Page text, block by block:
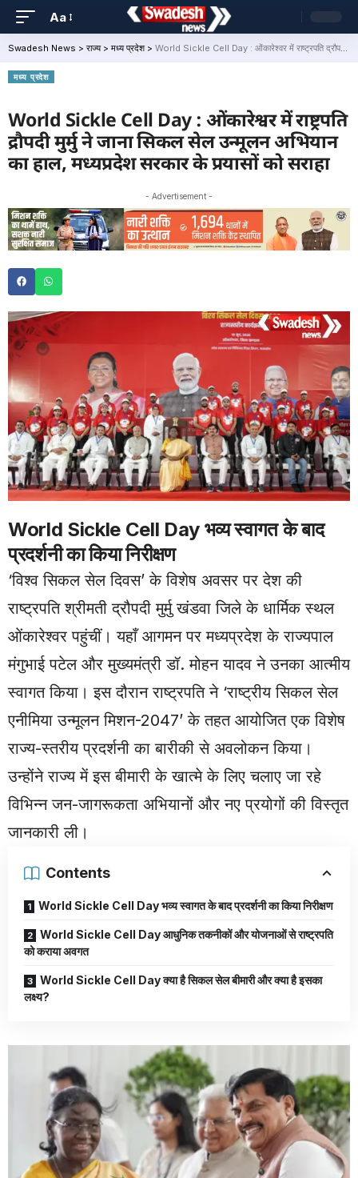
Aa
Swadesh News > राज्य> मध्य प्रदेश> World Sickle Cell Day : ओंकारेश्वर में राष्ट्रपति द्रौपदी मुर्मु ने जाना सिकल सेल उन्मूलन अभियान का हाल, मध्यप्रदेश सरकार के प्रयासों को सराहा
मध्य प्रदेश
World Sickle Cell Day : ओंकारेश्वर में राष्ट्रपति
द्रौपदी मुर्मु ने जाना सिकल सेल उन्मूलन अभियान
का हाल, मध्यप्रदेश सरकार के प्रयासों को सराहा
- Advertisement -
World Sickle Cell Day भव्य स्वागत के बाद
प्रदर्शनी का किया निरीक्षण
‘विश्व सिकल सेल दिवस’ के विशेष अवसर पर देश की
राष्ट्रपति श्रीमती द्रौपदी मुर्मु खंडवा जिले के धार्मिक स्थल
ओंकारेश्वर पहुंचीं। यहाँ आगमन पर मध्यप्रदेश के राज्यपाल
मंगुभाई पटेल और मुख्यमंत्री डॉ. मोहन यादव ने उनका आत्मीय
स्वागत किया। इस दौरान राष्ट्रपति ने ‘राष्ट्रीय सिकल सेल
एनीमिया उन्मूलन मिशन-2047’ के तहत आयोजित एक विशेष
राज्य-स्तरीय प्रदर्शनी का बारीकी से अवलोकन किया।
उन्होंने राज्य में इस बीमारी के खात्मे के लिए चलाए जा रहे
विभिन्न जन-जागरूकता अभियानों और नए प्रयोगों की विस्तृत
जानकारी ली।
Contents
World Sickle Cell Day भव्य स्वागत के बाद प्रदर्शनी का किया निरीक्षण
World Sickle Cell Day आधुनिक तकनीकों और योजनाओं से राष्ट्रपति
को कराया अवगत
World Sickle Cell Day क्या है सिकल सेल बीमारी और क्या है इसका
लक्ष्य?